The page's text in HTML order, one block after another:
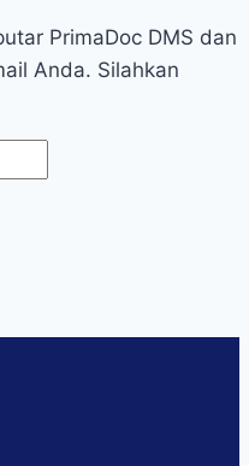
PrimaDoc DMS dan
Anda. Silahkan